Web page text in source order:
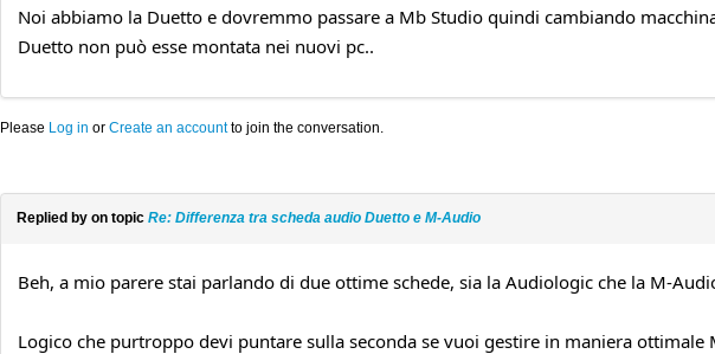
Noi abbiamo la Duetto e dovremmo passare a Mb Studio quindi cambiando
Duetto non può esse montata nei nuovi pc..
Please Log in or Create an accountto join the conversation.
Replied by on topic Re: Differenza tra scheda audio Duetto e M-Audio
Beh, a mio parere stai parlando di due ottime schede, sia la Audiologic che la M-
Logico che purtroppo devi puntare sulla seconda se vuoi gestire in maniera ottimale